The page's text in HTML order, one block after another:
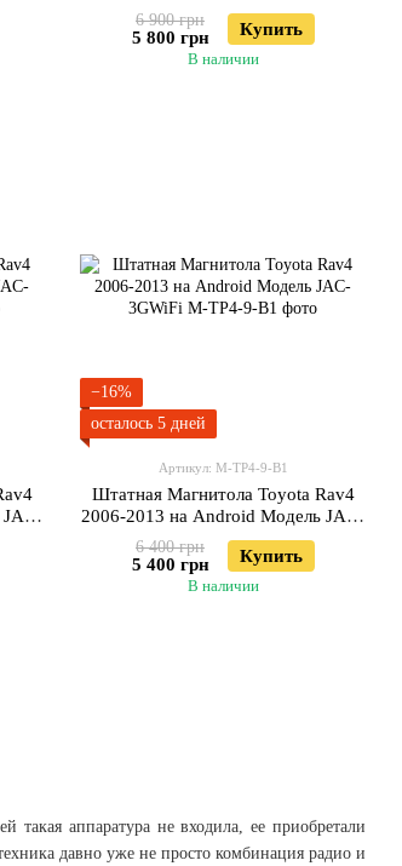
такая аппаратура не входила, ее приобретали
давно уже не просто комбинация радио и
Модель JAC-3GWiFi
6 900 грн
5 800 грн Купить
В наличии
−16%
осталось 5 дней
Артикул: М-ТР4-9-В1
Штатная Магнитола Toyota Rav4
2006-2013 на Android Модель JAC-
3GWiFi
6 400 грн
5 400 грн Купить
В наличии